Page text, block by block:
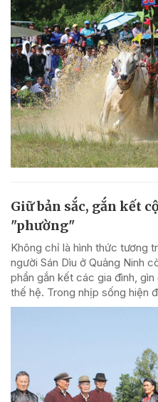
Giữ bản sắc, gắn kết
"phường"
Không chỉ là hình thức tương
người Sán Dìu ở Quảng Ninh
phần gắn kết các gia đình,
thế hệ. Trong nhịp sống hiện